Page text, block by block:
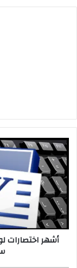
أشهر اختصارات